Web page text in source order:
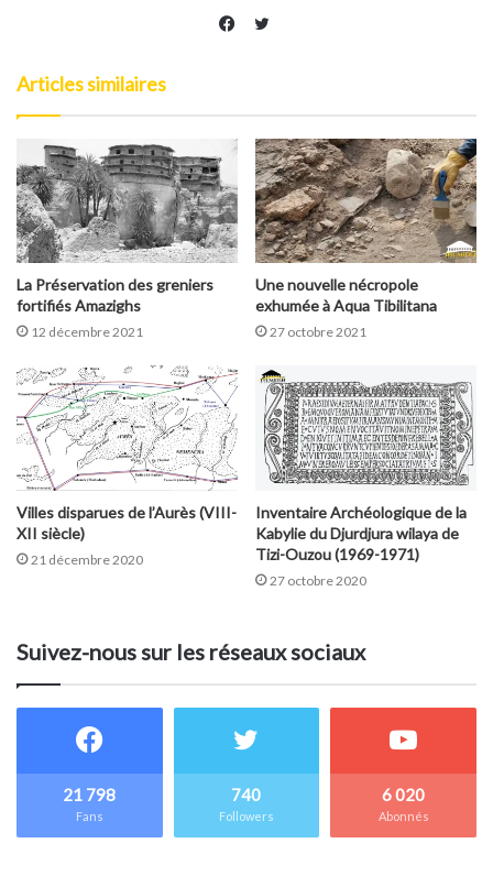
Twitter
Articles similaires
La Préservation des greniers
fortifiés Amazighs
12 décembre 2021
Une nouvelle nécropole
exhumée à Aqua Tibilitana
27 octobre 2021
Villes disparues de l’Aurès (VIII-
XII siècle)
21 décembre 2020
Inventaire Archéologique de la
Kabylie du Djurdjura wilaya de
Tizi-Ouzou (1969-1971)
27 octobre 2020
Suivez-nous sur les réseaux sociaux
21 798
Fans
740
Followers
6 020
Abonnés